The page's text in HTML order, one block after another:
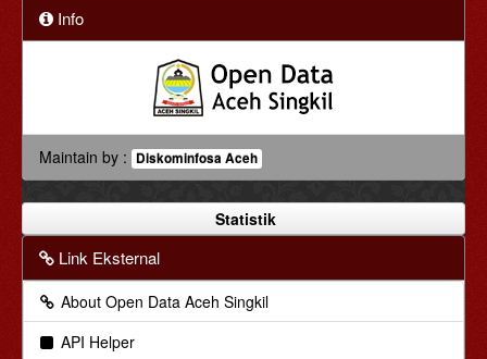
Info
Maintain by : Diskominfosa Aceh
Statistik
Link Eksternal
About Open Data Aceh Singkil
API Helper